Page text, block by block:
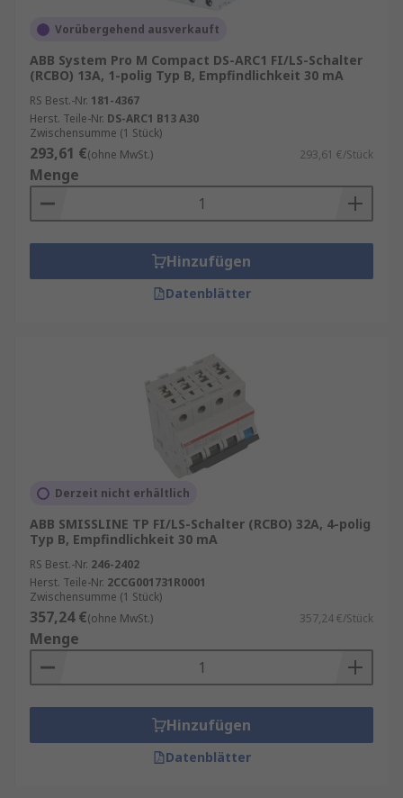
Vorübergehend ausverkauft
ABB System Pro M Compact DS-ARC1 FI/LS-Schalter
(RCBO) 13A, 1-polig Typ B, Empfindlichkeit 30 mA
RS Best.-Nr. 181-4367
Herst. Teile-Nr. DS-ARC1 B13 A30
Zwischensumme (1 Stück)
293,61 €(ohne MwSt.) 293,61 €/Stück
Menge
Hinzufügen
Datenblätter
Derzeit nicht erhältlich
ABB SMISSLINE TP FI/LS-Schalter (RCBO) 32A, 4-polig
Typ B, Empfindlichkeit 30 mA
RS Best.-Nr. 246-2402
Herst. Teile-Nr. 2CCG001731R0001
Zwischensumme (1 Stück)
357,24 €(ohne MwSt.) 357,24 €/Stück
Menge
Hinzufügen
Datenblätter